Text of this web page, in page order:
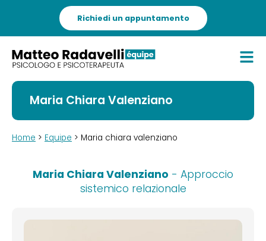
Richiedi un appuntamento
Maria Chiara Valenziano
Home > Equipe > Maria chiara valenziano
Maria Chiara Valenziano - Approccio
sistemico relazionale